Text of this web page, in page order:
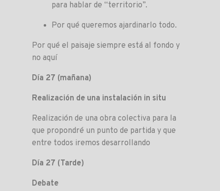
para hablar de “territorio”.
Por qué queremos ajardinarlo todo.
Por qué el paisaje siempre está al fondo y
no aquí
Día 27 (mañana)
Realización de una instalación in situ
Realización de una obra colectiva para la
que propondré un punto de partida y que
entre todos iremos desarrollando
Día 27 (Tarde)
Debate